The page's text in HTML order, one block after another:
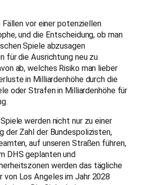
vor einer potenziellen
und die Entscheidung, ob man
Spiele abzusagen
für die Ausrichtung neu zu
ab, welches Risiko man lieber
in Milliardenhöhe durch die
oder Strafen in Milliardenhöhe für
werden nicht nur zu einer
der Zahl der Bundespolizisten,
auf unseren Straßen führen,
DHS geplanten und
werden das tägliche
von Los Angeles im Jahr 2028